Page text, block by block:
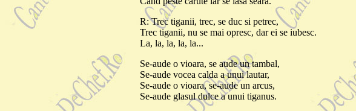
R: Trec tiganii, trec, se duc si petrec,
Trec tiganii, nu se mai opresc, dar ei se iubesc.
La, la, la, la, la...
Se-aude o vioara, se aude un tambal,
Se-aude vocea calda a unui lautar,
Se-aude o vioara, se-aude un arcus,
Se-aude glasul dulce a unui tiganus.